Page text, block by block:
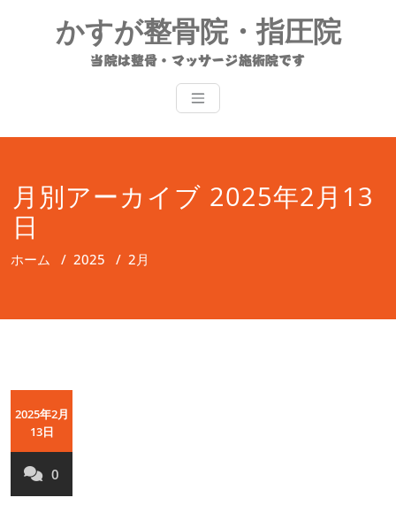
ス
かすが整骨院・指圧院
当院は整骨・マッサージ施術院です
月別アーカイブ 2025年2月13
日
ホーム / 2025 / 2月
2025年2月
13日
0